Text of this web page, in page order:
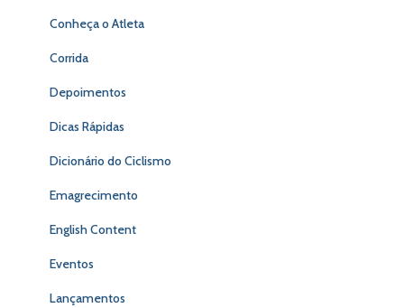
Conheça o Atleta
Corrida
Depoimentos
Dicas Rápidas
Dicionário do Ciclismo
Emagrecimento
English Content
Eventos
Lançamentos